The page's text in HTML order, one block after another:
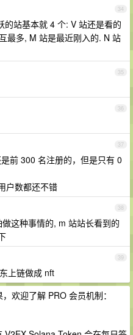
34
的站基本就 4 个: V 站还是看的
最多, M 站是最近刚入的. N 站
35
36
37
前 300 名注册的，但是只有 0
户数都还不错
38
这种事情的, m 站站长看到的
39
上链做成 nft
欢迎了解 PRO 会员机制：